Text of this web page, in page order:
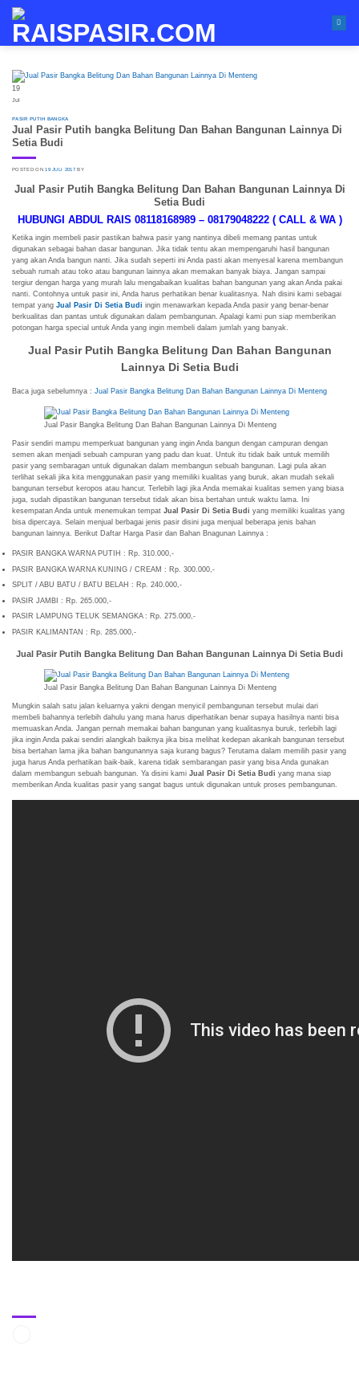
content
19
Jul
PASIR PUTIH BANGKA
Jual Pasir Putih bangka Belitung Dan Bahan Bangunan Lainnya Di
Setia Budi
POSTED ON19 JULI 2017 BY
Jual Pasir Putih Bangka Belitung Dan Bahan Bangunan Lainnya Di
Setia Budi
HUBUNGI ABDUL RAIS 08118168989 – 08179048222 ( CALL & WA )
Ketika ingin membeli pasir pastikan bahwa pasir yang nantinya dibeli memang pantas untuk
digunakan sebagai bahan dasar bangunan. Jika tidak tentu akan mempengaruhi hasil bangunan
yang akan Anda bangun nanti. Jika sudah seperti ini Anda pasti akan menyesal karena membangun
sebuah rumah atau toko atau bangunan lainnya akan memakan banyak biaya. Jangan sampai
tergiur dengan harga yang murah lalu mengabaikan kualitas bahan bangunan yang akan Anda pakai
nanti. Contohnya untuk pasir ini, Anda harus perhatikan benar kualitasnya. Nah disini kami sebagai
tempat yang Jual Pasir Di Setia Budi ingin menawarkan kepada Anda pasir yang benar-benar
berkualitas dan pantas untuk digunakan dalam pembangunan. Apalagi kami pun siap memberikan
potongan harga special untuk Anda yang ingin membeli dalam jumlah yang banyak.
Jual Pasir Putih Bangka Belitung Dan Bahan Bangunan
Lainnya Di Setia Budi
Baca juga sebelumnya : Jual Pasir Bangka Belitung Dan Bahan Bangunan Lainnya Di Menteng
Jual Pasir Bangka Belitung Dan Bahan Bangunan Lainnya Di Menteng
Pasir sendiri mampu memperkuat bangunan yang ingin Anda bangun dengan campuran dengan
semen akan menjadi sebuah campuran yang padu dan kuat. Untuk itu tidak baik untuk memilih
pasir yang sembaragan untuk digunakan dalam membangun sebuah bangunan. Lagi pula akan
terlihat sekali jika kita menggunakan pasir yang memiliki kualitas yang buruk, akan mudah sekali
bangunan tersebut keropos atau hancur. Terlebih lagi jika Anda memakai kualitas semen yang biasa
juga, sudah dipastikan bangunan tersebut tidak akan bisa bertahan untuk waktu lama. Ini
kesempatan Anda untuk menemukan tempat Jual Pasir Di Setia Budi yang memiliki kualitas yang
bisa dipercaya. Selain menjual berbagai jenis pasir disini juga menjual beberapa jenis bahan
bangunan lainnya. Berikut Daftar Harga Pasir dan Bahan Bnagunan Lainnya :
PASIR BANGKA WARNA PUTIH : Rp. 310.000,-
PASIR BANGKA WARNA KUNING / CREAM : Rp. 300.000,-
SPLIT / ABU BATU / BATU BELAH : Rp. 240.000,-
PASIR JAMBI : Rp. 265.000,-
PASIR LAMPUNG TELUK SEMANGKA : Rp. 275.000,-
PASIR KALIMANTAN : Rp. 285.000,-
Jual Pasir Putih Bangka Belitung Dan Bahan Bangunan Lainnya Di Setia Budi
Jual Pasir Bangka Belitung Dan Bahan Bangunan Lainnya Di Menteng
Mungkin salah satu jalan keluarnya yakni dengan menyicil pembangunan tersebut mulai dari
membeli bahannya terlebih dahulu yang mana harus diperhatikan benar supaya hasilnya nanti bisa
memuaskan Anda. Jangan pernah memakai bahan bangunan yang kualitasnya buruk, terlebih lagi
jika ingin Anda pakai sendiri alangkah baiknya jika bisa melihat kedepan akankah bangunan tersebut
bisa bertahan lama jika bahan bangunannya saja kurang bagus? Terutama dalam memilih pasir yang
juga harus Anda perhatikan baik-baik, karena tidak sembarangan pasir yang bisa Anda gunakan
dalam membangun sebuah bangunan. Ya disini kami Jual Pasir Di Setia Budi yang mana siap
memberikan Anda kualitas pasir yang sangat bagus untuk digunakan untuk proses pembangunan.